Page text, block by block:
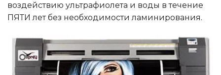
воздействию ультрафиолета и воды в течение
ПЯТИ лет без необходимости ламинирования.